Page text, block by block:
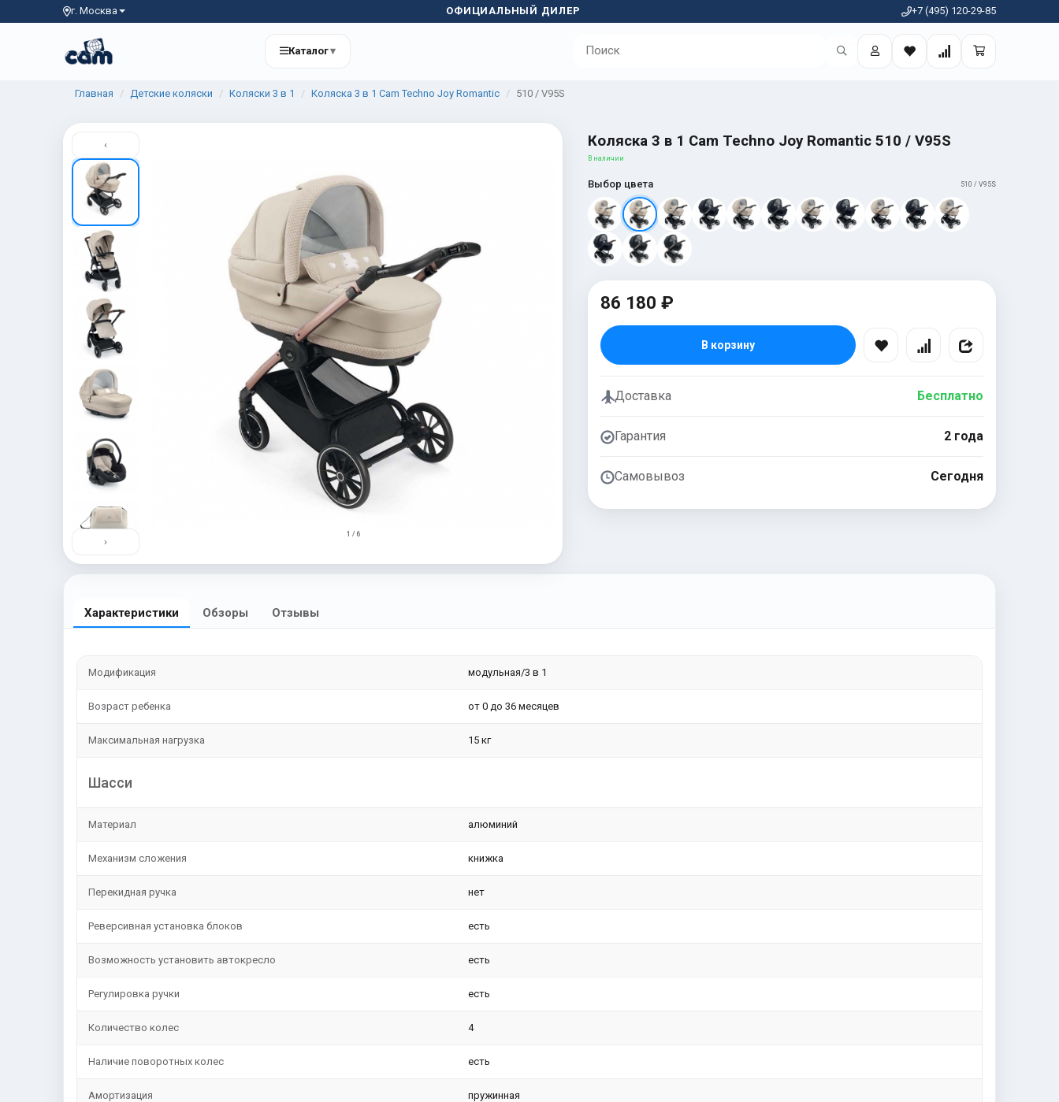
г. Москва ОФИЦИАЛЬНЫЙ ДИЛЕР +7 (495) 120-29-85
Каталог▾
Главная Детские коляски Коляски 3 в 1 Коляска 3 в 1 Cam Techno Joy Romantic 510 / V95S
‹
›
1 / 6
Коляска 3 в 1 Cam Techno Joy Romantic 510 / V95S
В наличии
Выбор цвета 510 / V95S
86 180 ₽
В корзину
Доставка Бесплатно
Гарантия 2 года
Самовывоз Сегодня
Характеристики Обзоры Отзывы
Модификация модульная/3 в 1
Возраст ребенка от 0 до 36 месяцев
Максимальная нагрузка 15 кг
Шасси
Материал алюминий
Механизм сложения книжка
Перекидная ручка нет
Реверсивная установка блоков есть
Возможность установить автокресло есть
Регулировка ручки есть
Количество колес 4
Наличие поворотных колес есть
Амортизация пружинная